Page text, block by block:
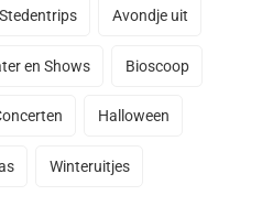
Stedentrips Avondje uit
en Shows Bioscoop
Halloween
Winteruitjes